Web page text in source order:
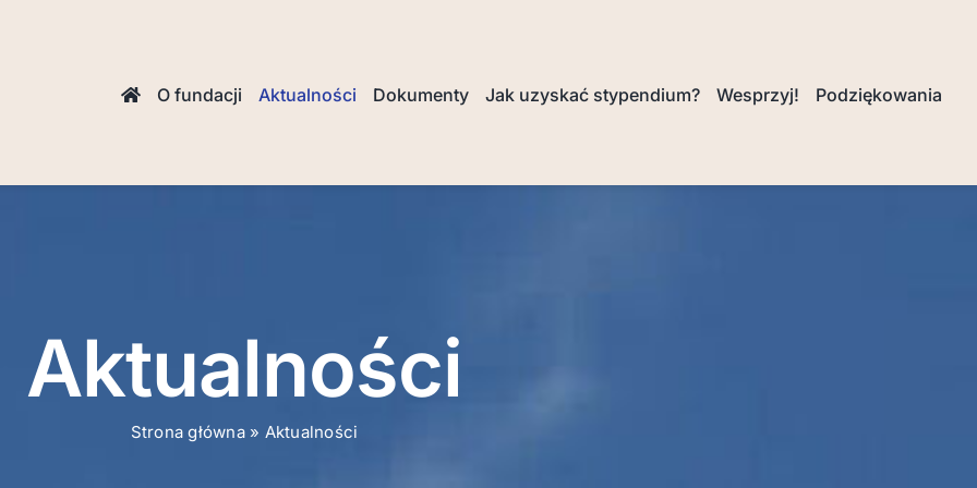
O fundacji
Aktualności Dokumenty Jak uzyskać stypendium? Wesprzyj! Podziękowania
Aktualności
Strona główna» Aktualności